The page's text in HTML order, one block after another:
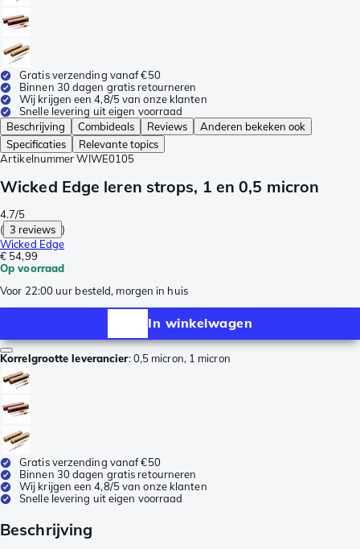
Gratis verzending vanaf €50
Binnen 30 dagen gratis retourneren
Wij krijgen een 4,8/5 van onze klanten
Snelle levering uit eigen voorraad
Beschrijving
Combideals Reviews
Anderen bekeken ook
Specificaties
Relevante topics
Artikelnummer WIWE0105
Wicked Edge leren strops, 1 en 0,5 micron
4.7/5
( 3 reviews )
Wicked Edge
€ 54,99
Op voorraad
Voor 22:00 uur besteld, morgen in huis
In winkelwagen
Korrelgrootte leverancier:0,5 micron, 1 micron
Gratis verzending vanaf €50
Binnen 30 dagen gratis retourneren
Wij krijgen een 4,8/5 van onze klanten
Snelle levering uit eigen voorraad
Beschrijving